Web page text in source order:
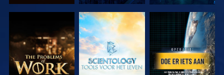
VERKEN DE
SERIE
VERKEN DE
SERIE
KIJK